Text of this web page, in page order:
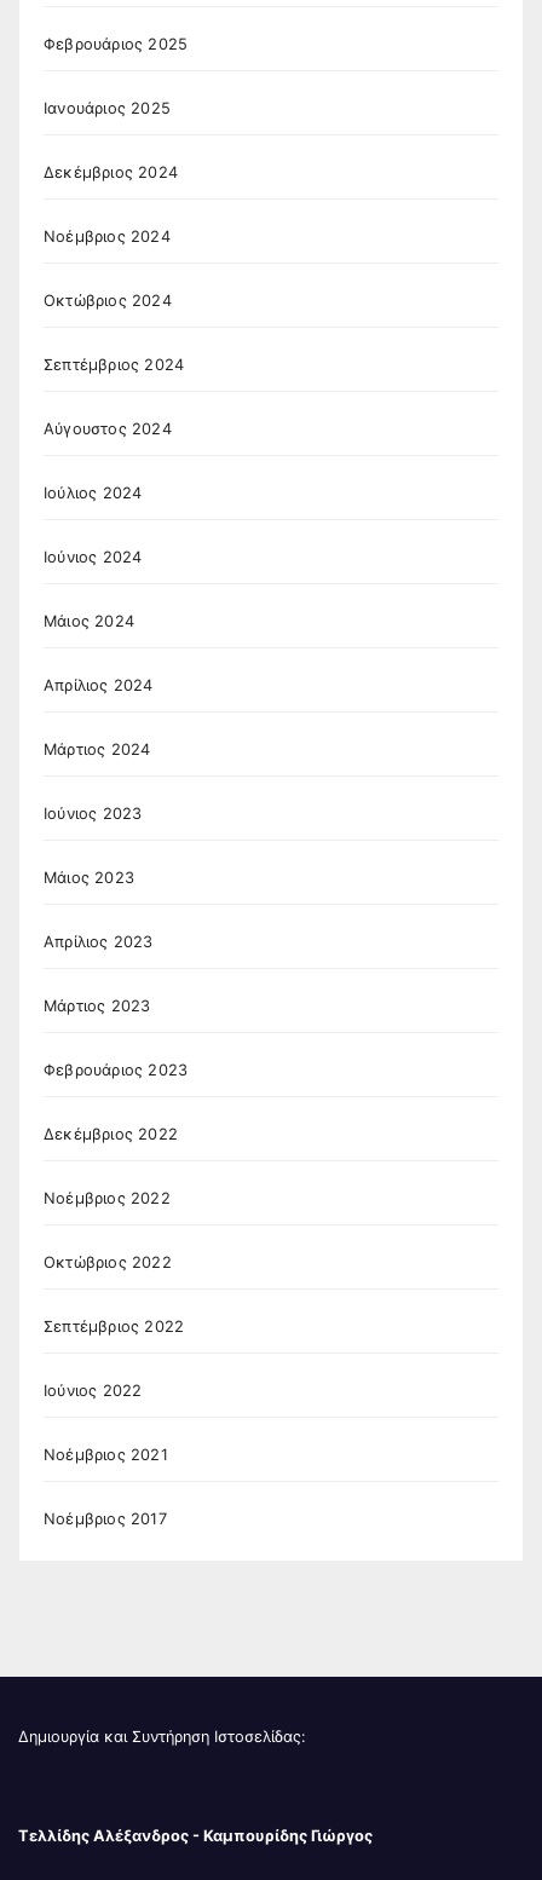
Φεβρουάριος 2025
Ιανουάριος 2025
Δεκέμβριος 2024
Νοέμβριος 2024
Οκτώβριος 2024
Σεπτέμβριος 2024
Αύγουστος 2024
Ιούλιος 2024
Ιούνιος 2024
Μάιος 2024
Απρίλιος 2024
Μάρτιος 2024
Ιούνιος 2023
Μάιος 2023
Απρίλιος 2023
Μάρτιος 2023
Φεβρουάριος 2023
Δεκέμβριος 2022
Νοέμβριος 2022
Οκτώβριος 2022
Σεπτέμβριος 2022
Ιούνιος 2022
Νοέμβριος 2021
Νοέμβριος 2017
Δημιουργία και Συντήρηση Ιστοσελίδας:
Τελλίδης Αλέξανδρος - Καμπουρίδης Γιώργος